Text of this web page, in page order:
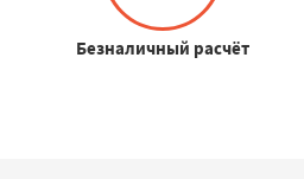
Безналичный расчёт